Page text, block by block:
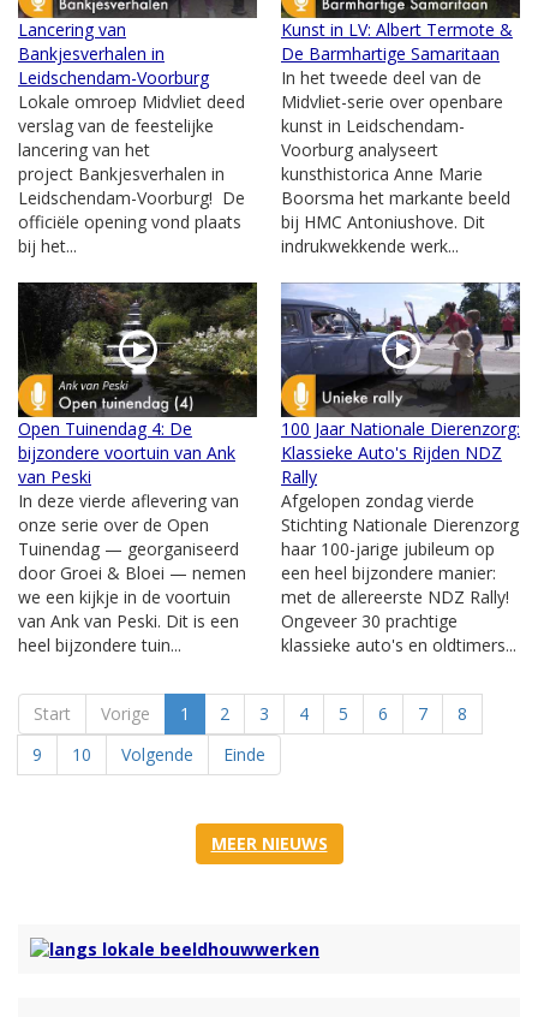
Lancering van
Bankjesverhalen in
Leidschendam-Voorburg
Lokale omroep Midvliet deed
verslag van de feestelijke
lancering van het
project Bankjesverhalen in
Leidschendam-Voorburg! De
officiële opening vond plaats
bij het...
Kunst in LV: Albert Termote &
De Barmhartige Samaritaan
In het tweede deel van de
Midvliet-serie over openbare
kunst in Leidschendam-
Voorburg analyseert
kunsthistorica Anne Marie
Boorsma het markante beeld
bij HMC Antoniushove. Dit
indrukwekkende werk...
Open Tuinendag 4: De
bijzondere voortuin van Ank
van Peski
In deze vierde aflevering van
onze serie over de Open
Tuinendag — georganiseerd
door Groei & Bloei — nemen
we een kijkje in de voortuin
van Ank van Peski. Dit is een
heel bijzondere tuin...
100 Jaar Nationale Dierenzorg:
Klassieke Auto's Rijden NDZ
Rally
Afgelopen zondag vierde
Stichting Nationale Dierenzorg
haar 100-jarige jubileum op
een heel bijzondere manier:
met de allereerste NDZ Rally!
Ongeveer 30 prachtige
klassieke auto's en oldtimers...
Start Vorige 1 2 3 4 5 6 7
8
9
10 Volgende Einde
MEER NIEUWS